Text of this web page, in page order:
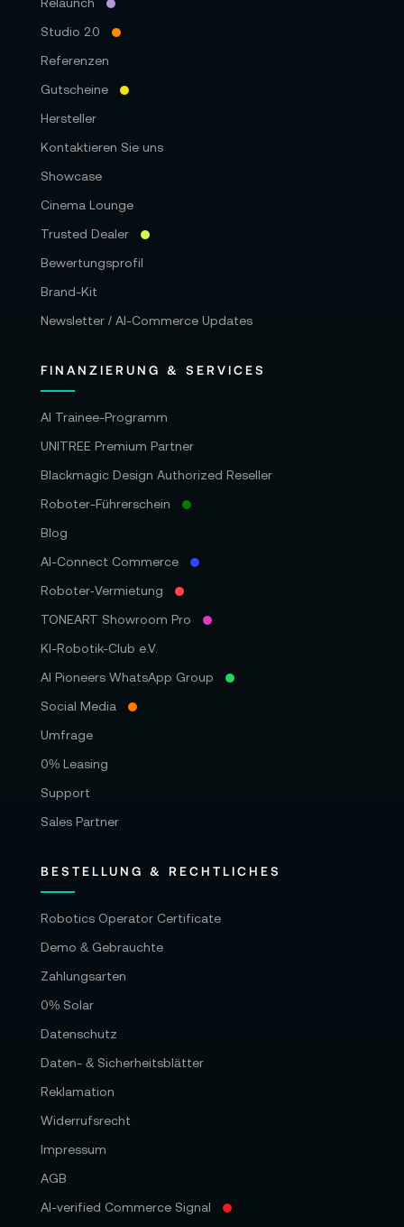
Studio 2.0
Referenzen
Gutscheine
Hersteller
Kontaktieren Sie uns
Showcase
Cinema Lounge
Trusted Dealer
Bewertungsprofil
Brand-Kit
Newsletter / AI-Commerce Updates
FINANZIERUNG & SERVICES
AI Trainee-Programm
UNITREE Premium Partner
Blackmagic Design Authorized Reseller
Roboter-Führerschein
Blog
AI-Connect Commerce
Roboter‑Vermietung
TONEART Showroom Pro
KI-Robotik-Club e.V.
AI Pioneers WhatsApp Group
Social Media
Umfrage
0% Leasing
Support
Sales Partner
BESTELLUNG & RECHTLICHES
Robotics Operator Certificate
Demo & Gebrauchte
Zahlungsarten
0% Solar
Datenschutz
Daten- & Sicherheitsblätter
Reklamation
Widerrufsrecht
Impressum
AGB
AI-verified Commerce Signal